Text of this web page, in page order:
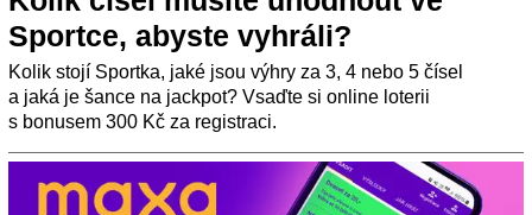
Sportce, abyste vyhráli?
Kolik stojí Sportka, jaké jsou výhry za 3, 4 nebo 5 čísel
a jaká je šance na jackpot? Vsaďte si online loterii
s bonusem 300 Kč za registraci.